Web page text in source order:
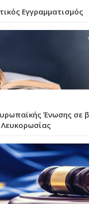
Εγγραμματισμός
Ένωσης σε